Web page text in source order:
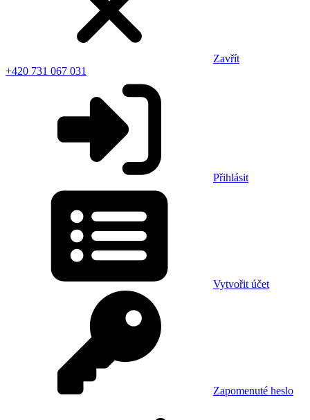
Zavřít
+420 731 067 031
Přihlásit
Vytvořit účet
Zapomenuté heslo